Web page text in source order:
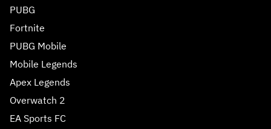
PUBG
Fortnite
PUBG Mobile
Mobile Legends
Apex Legends
Overwatch 2
EA Sports FC